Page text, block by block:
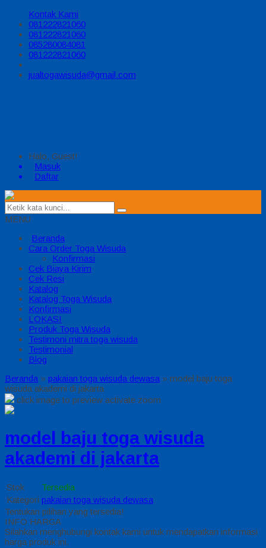
Kontak Kami
081222821060
081222821060
085280084081
081222821060
jualtogawisuda@gmail.com
Halo, Guest!
Masuk
Daftar
MENU
Beranda
Cara Order Toga Wisuda
Konfirmasi
Cek Biaya Kirim
Cek Resi
Katalog
Katalog Toga Wisuda
Konfirmasi
LOKASI
Produk Toga Wisuda
Testimoni mitra toga wisuda
Testimonial
Blog
Beranda » pakaian toga wisuda dewasa » model baju toga
wisuda akademi di jakarta
click image to preview activate zoom
model baju toga wisuda
akademi di jakarta
Stok
Tersedia
Kategori pakaian toga wisuda dewasa
Tentukan pilihan yang tersedia!
INFO HARGA
Silahkan menghubungi kontak kami untuk mendapatkan informasi
harga produk ini.